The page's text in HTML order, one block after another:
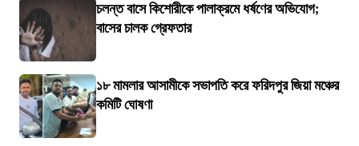
চলন্ত বাসে কিশোরীকে পালাক্রমে ধর্ষণের অভিযোগ;
বাসের চালক গ্রেফতার
১৮ মামলার আসামীকে সভাপতি করে ফরিদপুর জিয়া মঞ্চের
কমিটি ঘোষণা